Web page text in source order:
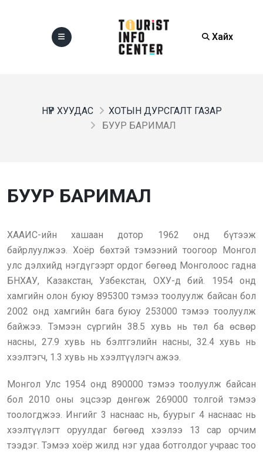
Хайх
НҮҮР ХУУДАС
ХОТЫН ДУРСГАЛТ ГАЗАР
БУУР БАРИМАЛ
БУУР БАРИМАЛ
ХААИС-ийн хашаан дотор 1962 онд бүтээж
байрлуулжээ. Хоёр бөхтэй тэмээний тоогоор Монгол
улс дэлхийд нэгдүгээрт ордог бөгөөд Монголоос гадна
БНХАУ, Казакстан, Узбекстан, ОХУ-д бий. 1954 онд
хамгийн олон буюу 895300 тэмээ тоолуулж байсан бол
2002 онд хамгийн бага буюу 253000 тэмээ тоолуулж
байжээ. Тэмээн сүргийн 38.5 хувь нь төл ба өсвөр
насны, 27.9 хувь нь бэлтгэлийн насны, 32.4 хувь нь
хээлтэгч, 1.3 хувь нь хээлтүүлэгч ажээ.
Монгол Улс 1954 онд 890000 тэмээ тоолуулж байсан
бол 2010 оны эцсээр дөнгөж 269000 толгой тэмээ
тоологджээ. Ингийг 3 наснаас нь, буурыг 4 наснаас нь
хээлтүүлэгт оруулдаг бөгөөд хээлээ 13 сар орчим
тээдэг. Тэмээ хоёр жилд нэг удаа ботголдог учраас тоо